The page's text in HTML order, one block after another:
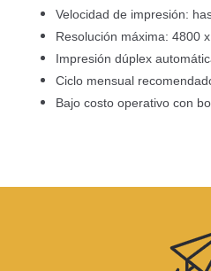
Velocidad de impresión:
Resolución máxima: 4800
Impresión dúplex
Ciclo mensual
Bajo costo operativo con